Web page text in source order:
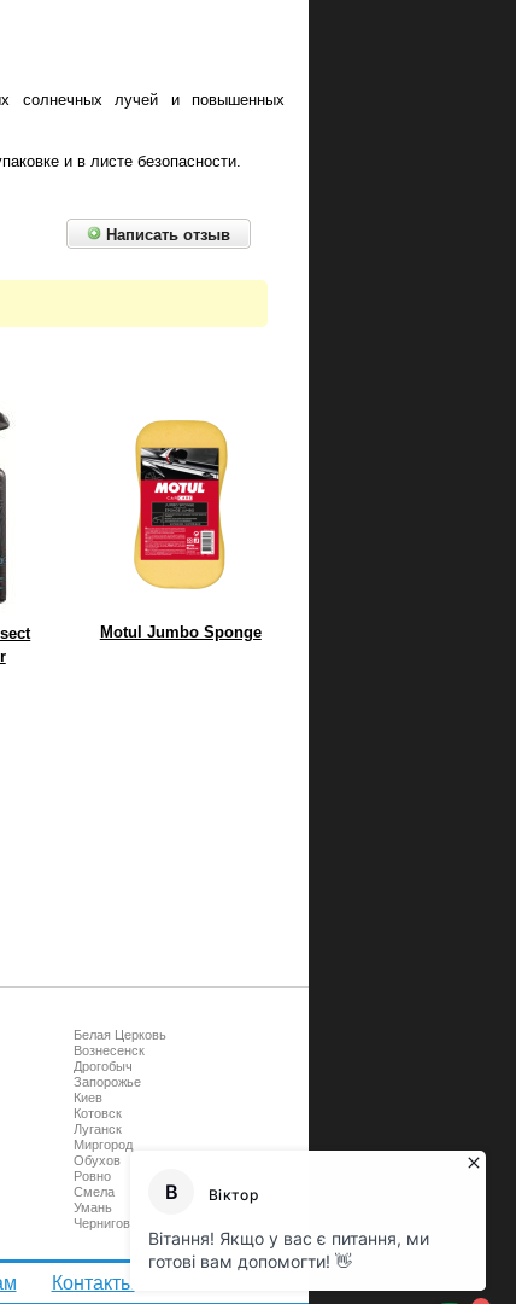
солнечных лучей и повышенных
и в листе безопасности.
Написать отзыв
Motul Jumbo Sponge
Белая Церковь
Вознесенск
Дрогобыч
Запорожье
Киев
Котовск
Луганск
Миргород
Обухов
Ровно
Смела
Умань
Чернигов
Контакты